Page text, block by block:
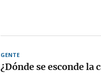
GENTE
¿Dónde se esconde la